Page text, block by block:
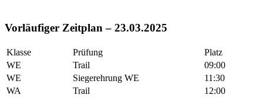
Vorläufiger Zeitplan – 23.03.2025
Klasse Prüfung
Platz
WE
Trail
09:00
WE
Siegerehrung WE
11:30
WA
Trail
12:00